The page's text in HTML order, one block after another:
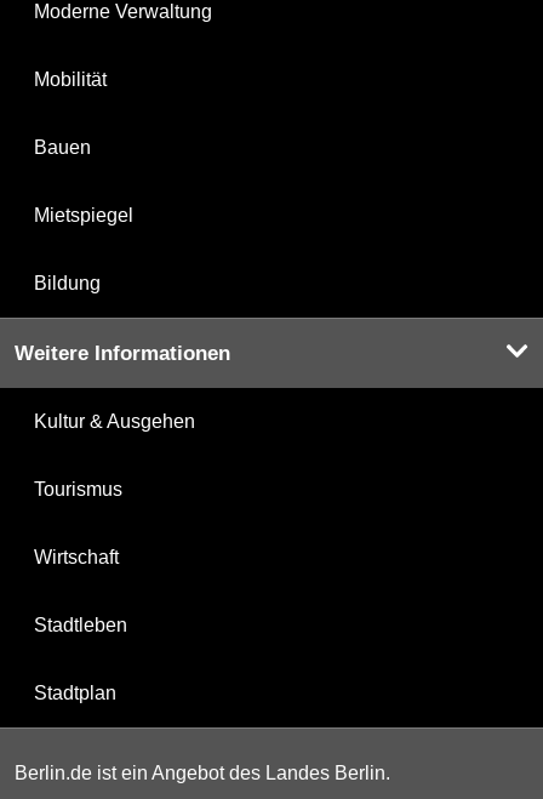
Moderne Verwaltung
Mobilität
Bauen
Mietspiegel
Bildung
Weitere Informationen
Kultur & Ausgehen
Tourismus
Wirtschaft
Stadtleben
Stadtplan
Berlin.de ist ein Angebot des Landes Berlin.